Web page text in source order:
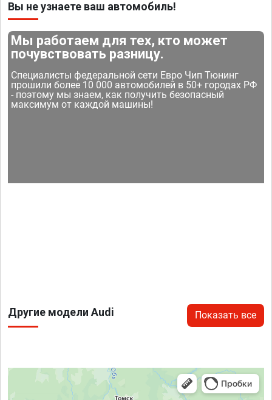
Вы не узнаете ваш автомобиль!
Мы работаем для тех, кто может
почувствовать разницу.
Специалисты федеральной сети Евро Чип Тюнинг
прошили более 10 000 автомобилей в 50+ городах РФ
- поэтому мы знаем, как получить безопасный
максимум от каждой машины!
Другие модели Audi Показать все